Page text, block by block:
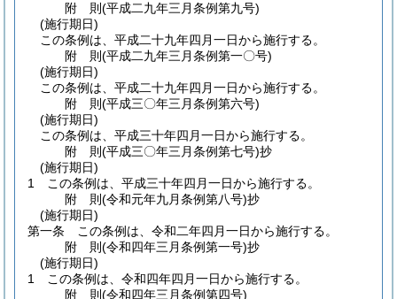
附 則(平成二九年三月条例第九号)
(施行期日)
この条例は、平成二十九年四月一日から施行する。
附 則(平成二九年三月条例第一〇号)
(施行期日)
この条例は、平成二十九年四月一日から施行する。
附 則(平成三〇年三月条例第六号)
(施行期日)
この条例は、平成三十年四月一日から施行する。
附 則(平成三〇年三月条例第七号)抄
(施行期日)
1
この条例は、平成三十年四月一日から施行する。
附 則(令和元年九月条例第八号)抄
(施行期日)
第一条
この条例は、令和二年四月一日から施行する。
附 則(令和四年三月条例第一号)抄
(施行期日)
1
この条例は、令和四年四月一日から施行する。
附 則(令和四年三月条例第四号)